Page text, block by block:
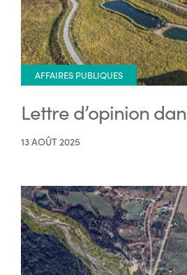
AFFAIRES PUBLIQUES
Lettre d’opinion
13 AOÛT 2025